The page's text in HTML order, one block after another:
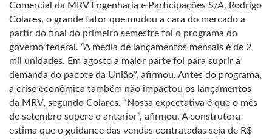
Comercial da MRV Engenharia e Participações S/A, Rodrigo
Colares, o grande fator que mudou a cara do mercado a
partir do final do primeiro semestre foi o programa do
governo federal. “A média de lançamentos mensais é de 2
mil unidades. Em agosto a maior parte foi para suprir a
demanda do pacote da União”, afirmou. Antes do programa,
a crise econômica também não impactou os lançamentos
da MRV, segundo Colares. “Nossa expectativa é que o mês
de setembro supere o anterior”, afirmou. A construtora
estima que o guidance das vendas contratadas seja de R$